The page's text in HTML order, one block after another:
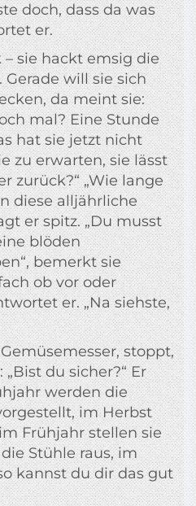
doch, dass da was
er.
– sie hackt emsig die
Gerade will sie sich
da meint sie:
mal? Eine Stunde
hat sie jetzt nicht
zu erwarten, sie lässt
zurück?“ „Wie lange
diese alljährliche
er spitz. „Du musst
blöden
bemerkt sie
ob vor oder
er. „Na siehste,
stoppt,
du sicher?“ Er
werden die
im Herbst
Frühjahr stellen sie
Stühle raus, im
kannst du dir das gut